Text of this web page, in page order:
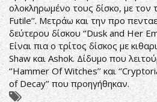
ολοκληρωμένο τους δίσκο, με τον
Futile’’. Μετράω και την προ
δεύτερου δίσκου ‘’Dusk and Her
Είναι πια ο τρίτος δίσκος με
Shaw και Ashok. Δίδυμο που
‘’Hammer Of Witches’’ και
of Decay’’ που προηγήθηκαν.